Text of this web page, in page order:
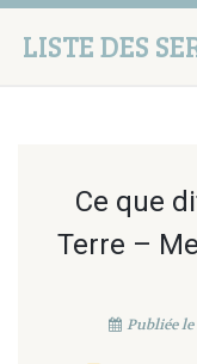
LISTE DES
Ce que
Terre –
Publiée le